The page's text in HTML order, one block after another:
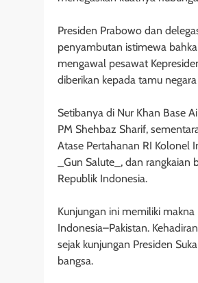
Presiden Prabowo dan
penyambutan istimewa
mengawal pesawat
diberikan kepada tamu
Setibanya di Nur Khan Base
PM Shehbaz Sharif,
Atase Pertahanan RI Kolonel
_Gun Salute_, dan
Republik Indonesia.
Kunjungan ini memiliki
Indonesia–Pakistan.
sejak kunjungan Presiden
bangsa.